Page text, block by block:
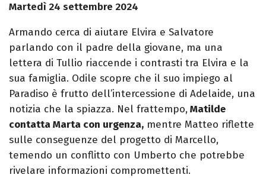
Martedì 24 settembre 2024
Armando cerca di aiutare Elvira e Salvatore
parlando con il padre della giovane, ma una
lettera di Tullio riaccende i contrasti tra Elvira e la
sua famiglia. Odile scopre che il suo impiego al
Paradiso è frutto dell’intercessione di Adelaide, una
notizia che la spiazza. Nel frattempo, Matilde
contatta Marta con urgenza, mentre Matteo riflette
sulle conseguenze del progetto di Marcello,
temendo un conflitto con Umberto che potrebbe
rivelare informazioni compromettenti.